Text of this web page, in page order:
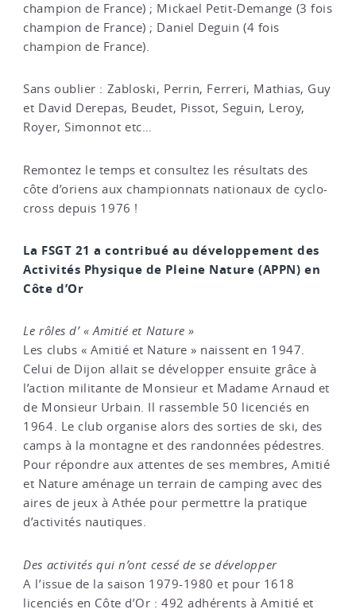
champion de France) ; Mickael Petit-Demange (3 fois
champion de France) ; Daniel Deguin (4 fois
champion de France).
Sans oublier : Zabloski, Perrin, Ferreri, Mathias, Guy
et David Derepas, Beudet, Pissot, Seguin, Leroy,
Royer, Simonnot etc…
Remontez le temps et consultez les résultats des
côte d’oriens aux championnats nationaux de cyclo-
cross depuis 1976 !
La FSGT 21 a contribué au développement des
Activités Physique de Pleine Nature (APPN) en
Côte d’Or
Le rôles d’ « Amitié et Nature »
Les clubs « Amitié et Nature » naissent en 1947.
Celui de Dijon allait se développer ensuite grâce à
l’action militante de Monsieur et Madame Arnaud et
de Monsieur Urbain. Il rassemble 50 licenciés en
1964. Le club organise alors des sorties de ski, des
camps à la montagne et des randonnées pédestres.
Pour répondre aux attentes de ses membres, Amitié
et Nature aménage un terrain de camping avec des
aires de jeux à Athée pour permettre la pratique
d’activités nautiques.
Des activités qui n’ont cessé de se développer
A l’issue de la saison 1979-1980 et pour 1618
licenciés en Côte d’Or : 492 adhérents à Amitié et